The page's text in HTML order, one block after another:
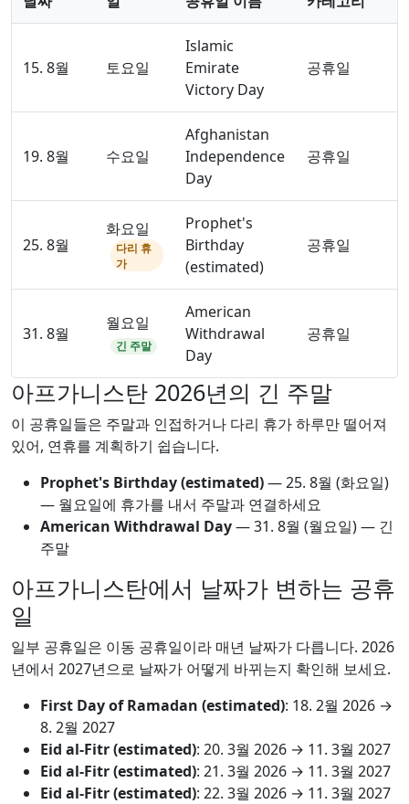
15. 8월 토요일
Islamic
Emirate
Victory Day
공휴일
19. 8월 수요일
Afghanistan
Independence
Day
공휴일
25. 8월
화요일
다리 휴
가
Prophet's
Birthday
(estimated)
공휴일
31. 8월
월요일
긴 주말
American
Withdrawal
Day
공휴일
아프가니스탄 2026년의 긴 주말
이 공휴일들은 주말과 인접하거나 다리 휴가 하루만 떨어져
있어, 연휴를 계획하기 쉽습니다.
Prophet's Birthday (estimated)—25. 8월 (화요일)
— 월요일에 휴가를 내서 주말과 연결하세요
American Withdrawal Day—31. 8월 (월요일) — 긴
주말
아프가니스탄에서 날짜가 변하는 공휴
일
일부 공휴일은 이동 공휴일이라 매년 날짜가 다릅니다. 2026
년에서 2027년으로 날짜가 어떻게 바뀌는지 확인해 보세요.
First Day of Ramadan (estimated): 18. 2월 2026 →
8. 2월 2027
Eid al-Fitr (estimated): 20. 3월 2026 → 11. 3월 2027
Eid al-Fitr (estimated): 21. 3월 2026 → 11. 3월 2027
Eid al-Fitr (estimated): 22. 3월 2026 → 11. 3월 2027